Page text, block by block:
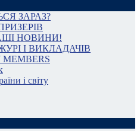
ЗАРАЗ?
НОВИНИ!
І ВИКЛАДАЧІВ
і світу